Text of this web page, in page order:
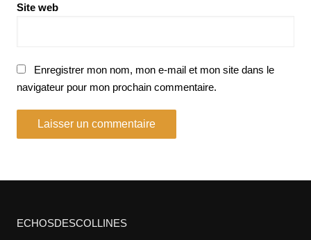
Site web
Enregistrer mon nom, mon e-mail et mon site dans le
navigateur pour mon prochain commentaire.
ECHOSDESCOLLINES